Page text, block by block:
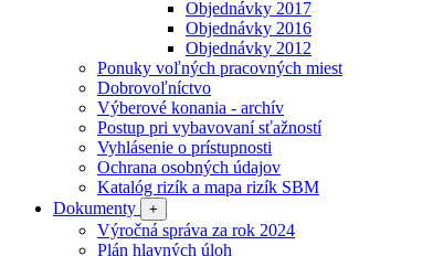
Objednávky 2017
Objednávky 2016
Objednávky 2012
Ponuky voľných pracovných miest
Dobrovoľníctvo
Výberové konania - archív
Postup pri vybavovaní sťažností
Vyhlásenie o prístupnosti
Ochrana osobných údajov
Katalóg rizík a mapa rizík SBM
Dokumenty
+
Výročná správa za rok 2024
Plán hlavných úloh